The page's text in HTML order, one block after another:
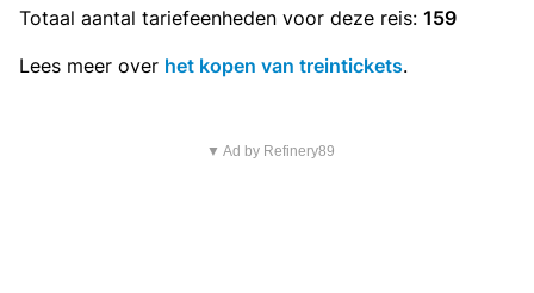
Totaal aantal tariefeenheden voor deze reis: 159
Lees meer over het kopen van treintickets.
▼ Ad by Refinery89